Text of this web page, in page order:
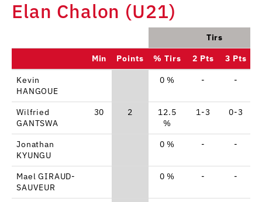
Elan Chalon (U21)
Tirs
Min
Points % Tirs 2 Pts 3 Pts
Kevin
HANGOUE
0 % - -
Wilfried
GANTSWA
30 2
12.5
%
1-3 0-3
Jonathan
KYUNGU
0 % - -
Mael GIRAUD-
SAUVEUR
0 % - -